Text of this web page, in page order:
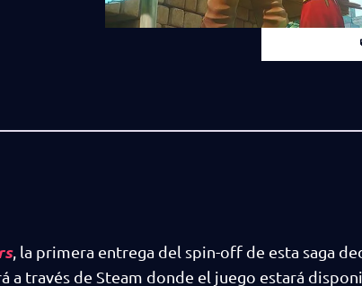
, la primera entrega del spin-off de esta saga
a través de Steam donde el juego estará